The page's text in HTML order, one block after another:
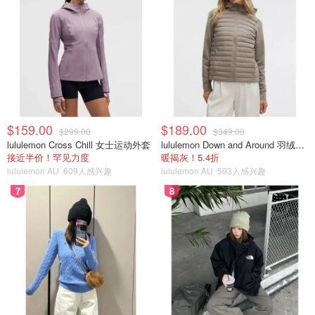
$159.00 $299.00
lululemon Cross Chill 女士运动外套
接近半价！罕见力度
lululemon AU 609人感兴趣
$189.00 $349.00
lululemon Down and Around 羽绒夹克
暖揭灰！5.4折
lululemon AU 593人感兴趣
7 8